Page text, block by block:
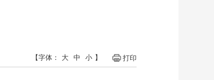
打印
【字体： 大 中 小 】